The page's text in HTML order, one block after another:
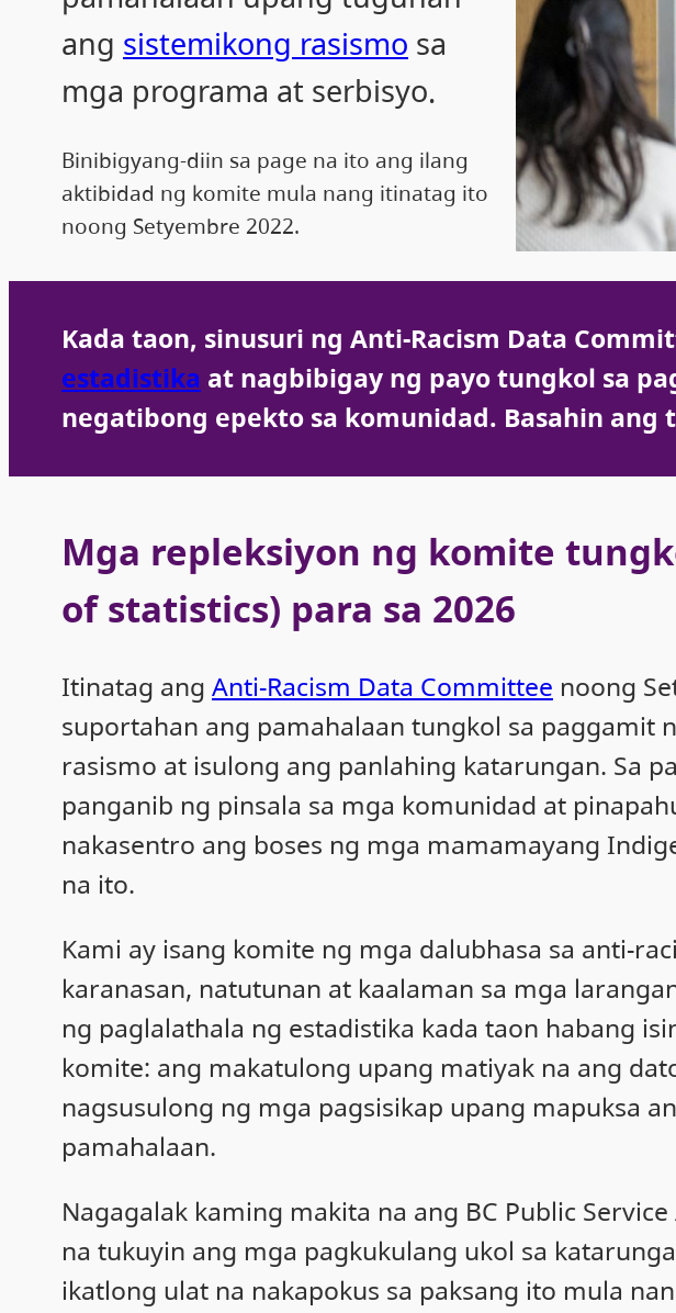
ang sistemikong rasismo sa
mga programa at serbisyo.
Binibigyang-diin sa page na ito ang ilang
aktibidad ng komite mula nang itinatag ito
noong Setyembre 2022.
Kada taon, sinusuri ng Anti-Racism Data
estadistika at nagbibigay ng payo tungkol sa
negatibong epekto sa komunidad. Basahin
Mga repleksiyon ng komite
of statistics) para sa 2026
Itinatag ang Anti-Racism Data Committee noong
suportahan ang pamahalaan tungkol sa paggamit
rasismo at isulong ang panlahing katarungan. Sa
panganib ng pinsala sa mga komunidad at
nakasentro ang boses ng mga mamamayang
na ito.
Kami ay isang komite ng mga dalubhasa sa anti-
karanasan, natutunan at kaalaman sa mga
ng paglalathala ng estadistika kada taon habang
komite: ang makatulong upang matiyak na ang
nagsusulong ng mga pagsisikap upang mapuksa
pamahalaan.
Nagagalak kaming makita na ang BC Public
na tukuyin ang mga pagkukulang ukol sa
ikatlong ulat na nakapokus sa paksang ito mula